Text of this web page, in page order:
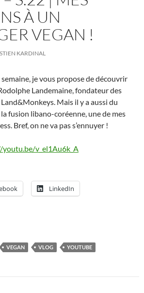
À UN
VEGAN !
KARDINAL
je vous propose de découvrir
Landemaine, fondateur des
Mais il y a aussi du
fusion libano-coréenne, une de mes
Bref, on ne va pas s’ennuyer !
v_el1Au6k_A
LinkedIn
VEGAN VLOG YOUTUBE